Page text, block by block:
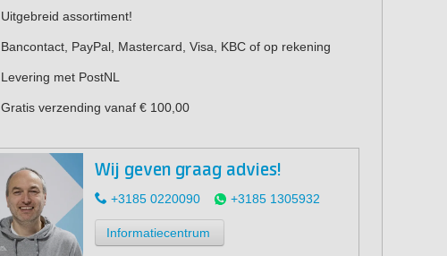
Uitgebreid assortiment!
Bancontact, PayPal, Mastercard, Visa, KBC of op rekening
Levering met PostNL
Gratis verzending vanaf € 100,00
Wij geven graag advies!
+3185 0220090 +3185 1305932
Informatiecentrum